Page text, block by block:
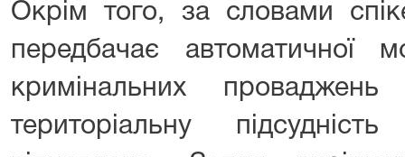
Окрім того, за словами
передбачає автоматичної
кримінальних
територіальну